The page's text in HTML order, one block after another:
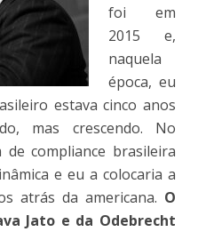
foi em
2015 e,
naquela
época, eu
estava cinco anos
mas crescendo. No
compliance brasileira
e eu a colocaria a
atrás da americana. O
Jato e da Odebrecht